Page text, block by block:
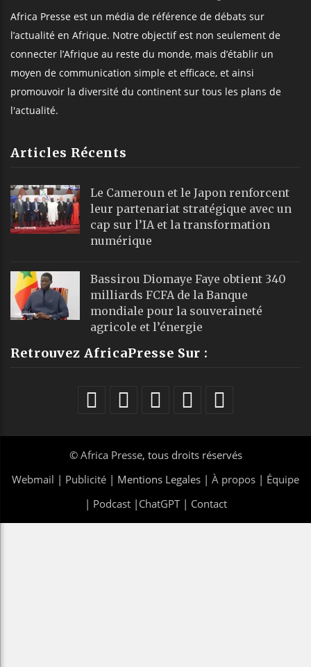
Africa Presse est un média de référence de débats sur
l’actualité en Afrique. Notre objectif est non seulement de
connecter l’Afrique au reste du monde, mais d’établir un
moyen de communication simple et efficace, et ainsi
promouvoir la diversité du continent sur tous les plans de
l'actualité.
Articles Récents
Le Cameroun et le Japon renforcent
leur partenariat stratégique avec un
cap sur l’IA et la transformation
numérique
Bassirou Diomaye Faye obtient 340
milliards FCFA de la Banque
mondiale pour la souveraineté
agricole et l’énergie
Retrouvez AfricaPresse Sur :
© Africa Presse, tous droits réservés
Webmail | Publicité | Mentions Legales | À propos | Équipe
| Podcast| ChatGPT| Contact